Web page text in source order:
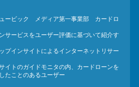
ュービック メディア第一事業部 カードロ
サービスをユーザー評価に基づいて紹介す
プインサイトによるインターネットリサー
イトのガイドモニタの内、カードローンを
たことのあるユーザー